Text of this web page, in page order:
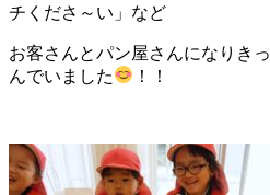
チくださ～い」など
お客さんとパン屋さんになりき
んでいました
！！